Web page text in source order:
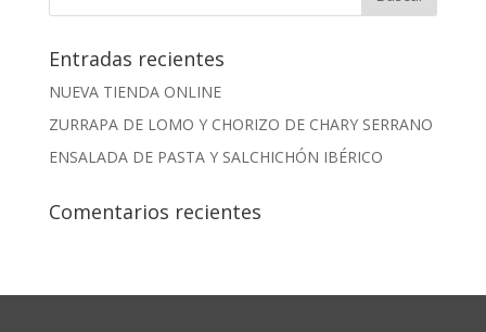
Entradas recientes
NUEVA TIENDA ONLINE
ZURRAPA DE LOMO Y CHORIZO DE CHARY SERRANO
ENSALADA DE PASTA Y SALCHICHÓN IBÉRICO
Comentarios recientes